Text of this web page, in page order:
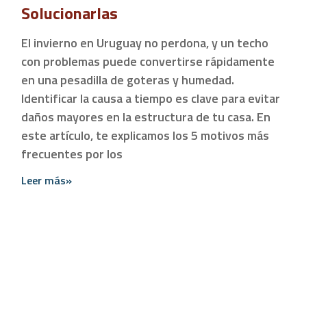
Solucionarlas
El invierno en Uruguay no perdona, y un techo
con problemas puede convertirse rápidamente
en una pesadilla de goteras y humedad.
Identificar la causa a tiempo es clave para evitar
daños mayores en la estructura de tu casa. En
este artículo, te explicamos los 5 motivos más
frecuentes por los
Leer más»